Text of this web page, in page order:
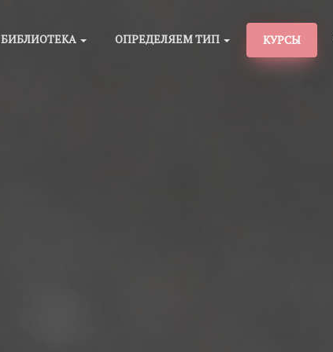
БИБЛИОТЕКА ОПРЕДЕЛЯЕМ ТИП КУРСЫ